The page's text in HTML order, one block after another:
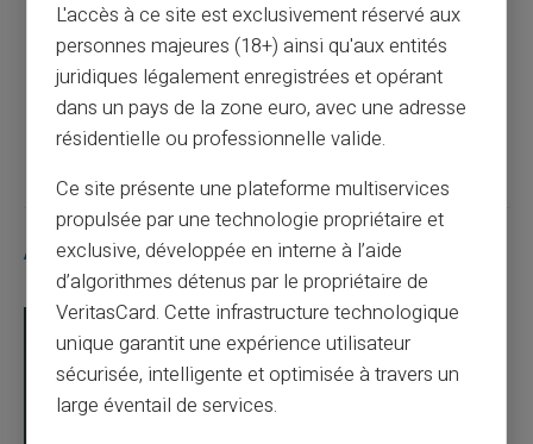
Simplifiez vos achats internationaux avec
une carte prépayée
Article suivant
Articles similaires
L'accès à ce site est exclusivement réservé aux
personnes majeures (18+) ainsi qu'aux entités
juridiques légalement enregistrées et opérant
dans un pays de la zone euro, avec une adresse
résidentielle ou professionnelle valide.
Ce site présente une plateforme multiservices
propulsée par une technologie propriétaire et
exclusive, développée en interne à l’aide
d’algorithmes détenus par le propriétaire de
VeritasCard. Cette infrastructure technologique
unique garantit une expérience utilisateur
sécurisée, intelligente et optimisée à travers un
large éventail de services.